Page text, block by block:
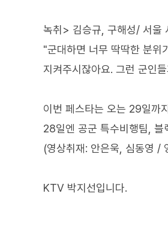
녹취> 김승규, 구해성/ 서울
"군대하면 너무 딱딱한 분위
지켜주시잖아요. 그런 군인
이번 페스타는 오는 29일까
28일엔 공군 특수비행팀, 블
(영상취재: 안은욱, 심동영 /
KTV 박지선입니다.